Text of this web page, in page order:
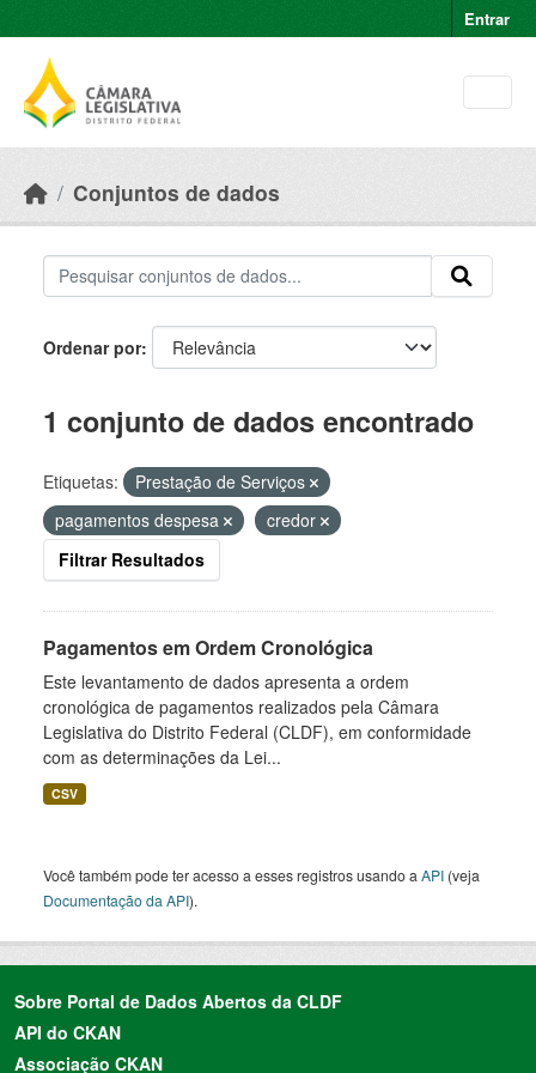
Entrar
Conjuntos de dados
Ordenar por
1 conjunto de dados encontrado
Etiquetas:
Prestação de Serviços
pagamentos despesa
credor
Filtrar Resultados
Pagamentos em Ordem Cronológica
Este levantamento de dados apresenta a ordem
cronológica de pagamentos realizados pela Câmara
Legislativa do Distrito Federal (CLDF), em conformidade
com as determinações da Lei...
CSV
Você também pode ter acesso a esses registros usando a API (veja
Documentação da API).
Sobre Portal de Dados Abertos da CLDF
API do CKAN
Associação CKAN